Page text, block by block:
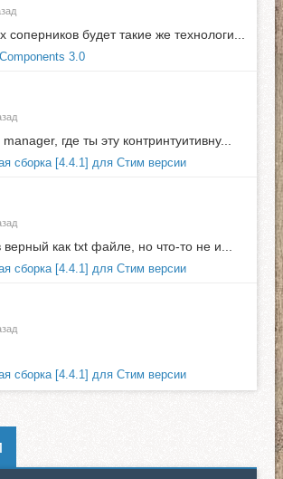
будет такие же технологи...
3.0
где ты эту контринтуитивну...
сборка [4.4.1] для Стим версии
как txt файле, но что-то не и...
сборка [4.4.1] для Стим версии
сборка [4.4.1] для Стим версии